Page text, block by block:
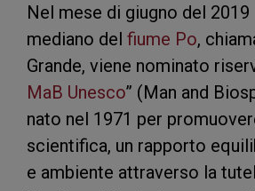
Nel mese di giugno del
mediano del fiume Po,
Grande, viene nominato
MaB Unesco” (Man and
nato nel 1971 per
scientifica, un rapporto
e ambiente attraverso la